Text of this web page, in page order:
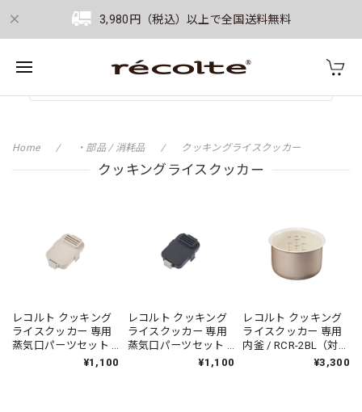
3,980円（税込）以上で全国送料無料
Home ・部品 / 消耗品 クッキングライスクッカー
クッキングライスクッカー
レコルト クッキング
ライスクッカー 専用
蒸気口パーツセット /
RCR-2SP(W)（対応型
¥1,100
レコルト クッキング
ライスクッカー 専用
蒸気口パーツセット /
RCR-2SP(GY)（対応
¥1,100
レコルト クッキング
ライスクッカー 専用
内釜 / RCR-2BL（対応
¥3,300